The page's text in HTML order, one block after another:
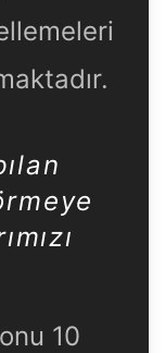
10